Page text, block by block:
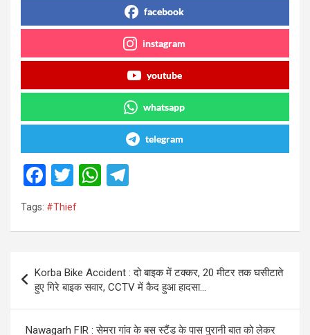
facebook
instagram
youtube
whatsapp
telegram
F
a
ce
o
o
k
T
wi
tt
W
A
p
p
a
m
Tags: #Thief
navigation
Korba Bike Accident : दो बाइक में टक्कर, 20 मीटर तक घसीटाते
हुए गिरे बाइक सवार, CCTV में कैद हुआ हादसा…
Nawagarh FIR : सेमरा गांव के बस स्टैंड के पास पुरानी बात को लेकर